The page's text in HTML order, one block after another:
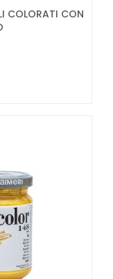
COLORATI CON